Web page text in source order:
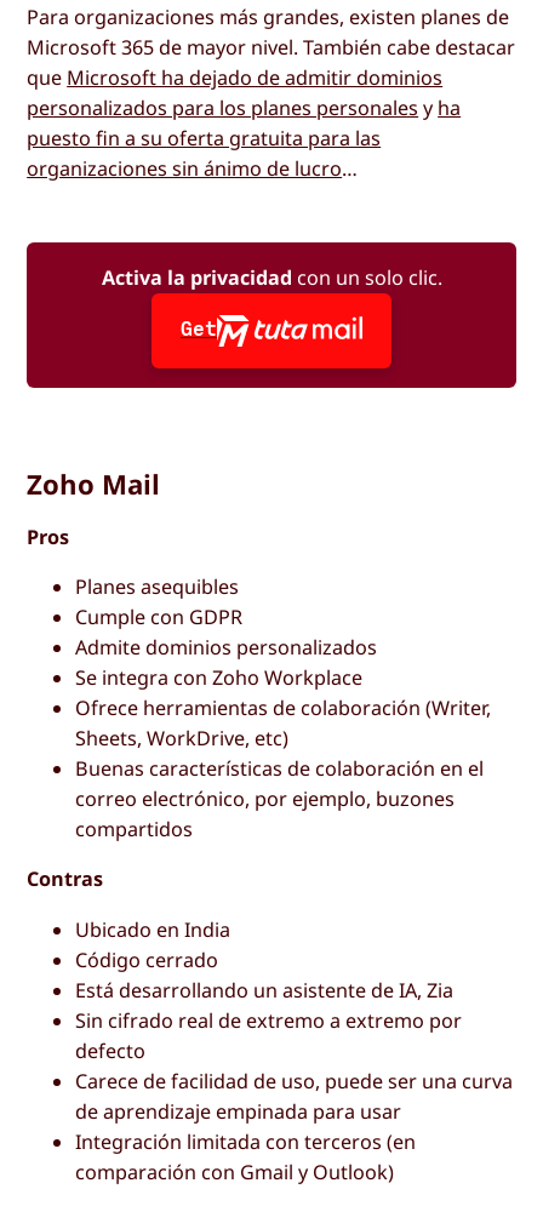
Para organizaciones más grandes, existen planes de
Microsoft 365 de mayor nivel. También cabe destacar
que Microsoft ha dejado de admitir dominios
personalizados para los planes personales y ha
puesto fin a su oferta gratuita para las
organizaciones sin ánimo de lucro…
Activa la privacidad con un solo clic.
Get
Zoho Mail
Pros
Planes asequibles
Cumple con GDPR
Admite dominios personalizados
Se integra con Zoho Workplace
Ofrece herramientas de colaboración (Writer,
Sheets, WorkDrive, etc)
Buenas características de colaboración en el
correo electrónico, por ejemplo, buzones
compartidos
Contras
Ubicado en India
Código cerrado
Está desarrollando un asistente de IA, Zia
Sin cifrado real de extremo a extremo por
defecto
Carece de facilidad de uso, puede ser una curva
de aprendizaje empinada para usar
Integración limitada con terceros (en
comparación con Gmail y Outlook)